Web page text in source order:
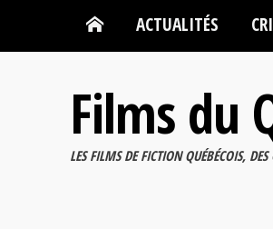
ACTUALITÉS
Films du
LES FILMS DE FICTION QUÉBÉCOIS,